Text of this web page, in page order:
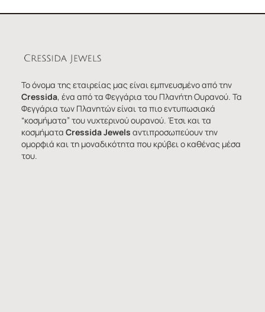
Το όνομα της εταιρείας μας είναι εμπνευσμένο από την
Cressida, ένα από τα Φεγγάρια του Πλανήτη Ουρανού. Τα
Φεγγάρια των Πλανητών είναι τα πιο εντυπωσιακά
“κοσμήματα” του νυχτερινού ουρανού. Έτσι και τα
κοσμήματα Cressida Jewels αντιπροσωπεύουν την
ομορφιά και τη μοναδικότητα που κρύβει ο καθένας μέσα
του.